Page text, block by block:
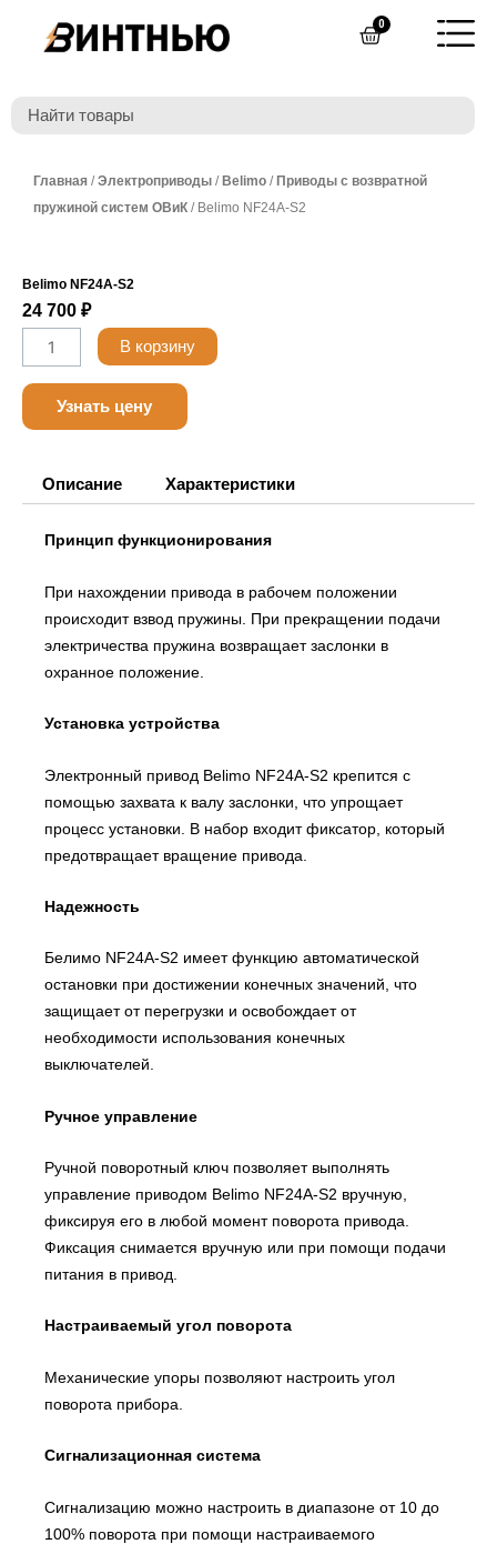
0Cart
Главная /Электроприводы / Belimo / Приводы с возвратной
пружиной систем ОВиК / Belimo NF24A-S2
Belimo NF24A-S2
24 700 ₽
Количество
товара
Belimo
NF24A-
В корзину
Узнать цену
Описание Характеристики
Принцип функционирования
При нахождении привода в рабочем положении
происходит взвод пружины. При прекращении подачи
электричества пружина возвращает заслонки в
охранное положение.
Установка устройства
Электронный привод Belimo NF24A-S2 крепится с
помощью захвата к валу заслонки, что упрощает
процесс установки. В набор входит фиксатор, который
предотвращает вращение привода.
Надежность
Белимо NF24A-S2 имеет функцию автоматической
остановки при достижении конечных значений, что
защищает от перегрузки и освобождает от
необходимости использования конечных
выключателей.
Ручное управление
Ручной поворотный ключ позволяет выполнять
управление приводом Belimo NF24A-S2 вручную,
фиксируя его в любой момент поворота привода.
Фиксация снимается вручную или при помощи подачи
питания в привод.
Настраиваемый угол поворота
Механические упоры позволяют настроить угол
поворота прибора.
Сигнализационная система
Сигнализацию можно настроить в диапазоне от 10 до
100% поворота при помощи настраиваемого